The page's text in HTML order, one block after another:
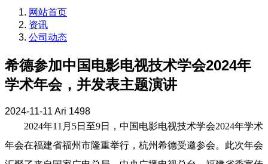
网站首页
资讯
公司动态
希德参加中国电影电视技术学会2024年
学术年会，并发表主题演讲
2024-11-11 Ari 1498
2024年11月5日至9日，中国电影电视技术学会2024年学术
年会在福建省福州市隆重举行，杭州希德受邀参会。此次年会